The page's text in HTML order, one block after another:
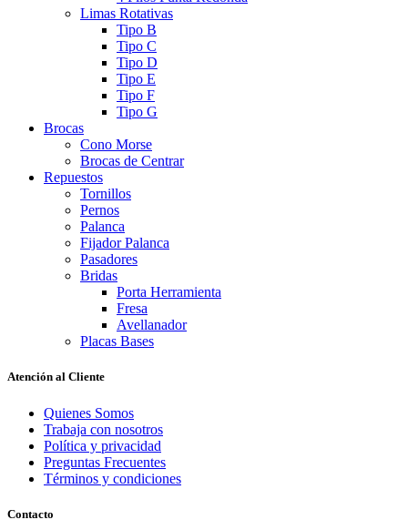
Limas Rotativas
Tipo B
Tipo C
Tipo D
Tipo E
Tipo F
Tipo G
Brocas
Cono Morse
Brocas de Centrar
Repuestos
Tornillos
Pernos
Palanca
Fijador Palanca
Pasadores
Bridas
Porta Herramienta
Fresa
Avellanador
Placas Bases
Atención al Cliente
Quienes Somos
Trabaja con nosotros
Política y privacidad
Preguntas Frecuentes
Términos y condiciones
Contacto